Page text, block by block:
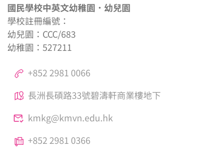
國民學校中英文幼稚園．幼兒園
學校註冊編號：
幼兒園：CCC/683
幼稚園：527211
+852 2981 0066
長洲長碩路33號碧濤軒商業樓地下
kmkg@kmvn.edu.hk
+852 2981 0366